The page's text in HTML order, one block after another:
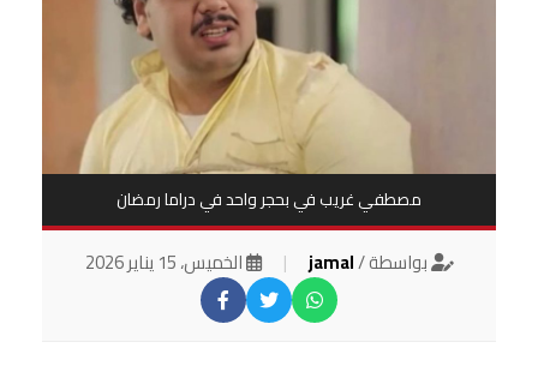
مصطفي غريب في بحجر واحد في دراما رمضان
بواسطة /jamal
| الخميس، 15 يناير 2026